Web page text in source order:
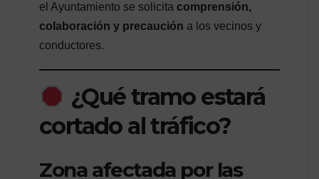
el Ayuntamiento se solicita comprensión,
colaboración y precaución a los vecinos y
conductores.
¿Qué tramo estará
cortado al tráfico?
Zona afectada por las